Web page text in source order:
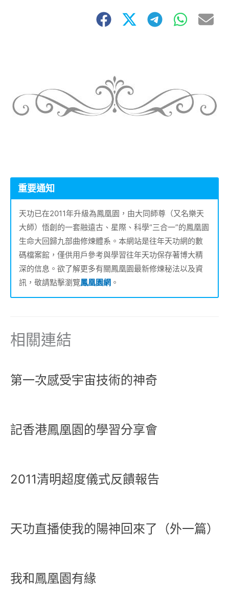
重要通知
天功已在2011年升級為鳳凰園，由大同師尊（又名樂天
大師）悟創的一套融遠古、星際、科學“三合一”的鳳凰園
生命大回歸九部曲修煉體系。本網站是往年天功網的數
碼檔案館，僅供用戶參考與學習往年天功保存著博大精
深的信息。欲了解更多有關鳳凰園最新修煉秘法以及資
訊，敬請點擊瀏覽鳳凰園網 。
相關連結
第一次感受宇宙技術的神奇
記香港鳳凰園的學習分享會
2011清明超度儀式反饋報告
天功直播使我的陽神回來了（外一篇）
我和鳳凰園有緣